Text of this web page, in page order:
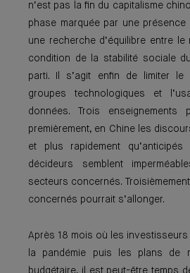
n’est pas la fin du capitalisme
phase marquée par une présence
une recherche d’équilibre entre
condi­tion de la stabilité sociale
parti. Il s’agit enfin de limiter le
groupes technologiques et
données. Trois
premièrement, en Chine les
et plus rapidement qu’anticipés
décideurs semblent
secteurs concernés.
concernés pourrait s’allonger.
Après 18 mois où les
la pandémie puis les plans de
budgétaire, il est peut-être temps